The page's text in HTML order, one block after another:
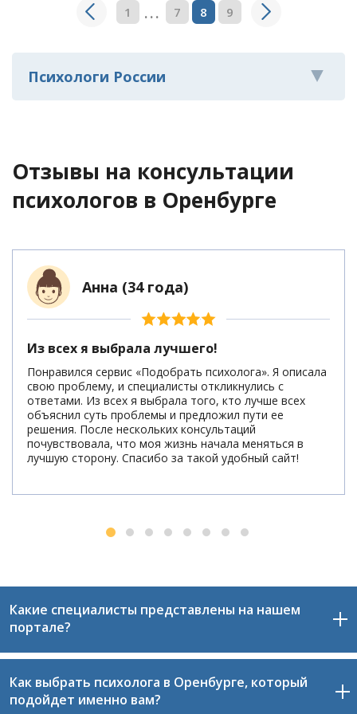
1 ... 7 8 9
Психологи России
Отзывы на консультации
психологов в Оренбурге
Анна (34 года)
Из всех я выбрала лучшего!
Понравился сервис «Подобрать психолога». Я описала
свою проблему, и специалисты откликнулись с
ответами. Из всех я выбрала того, кто лучше всех
объяснил суть проблемы и предложил пути ее
решения. После нескольких консультаций
почувствовала, что моя жизнь начала меняться в
лучшую сторону. Спасибо за такой удобный сайт!
Какие специалисты представлены на нашем
портале?
На нашем сайте размещены только проверенные и
квалифицированные специалисты Оренбурга,
Как выбрать психолога в Оренбурге, который
подойдет именно вам?